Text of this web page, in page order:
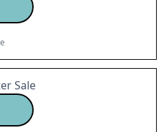
Sale